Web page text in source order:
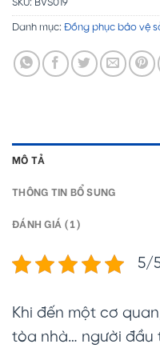
SKU: BVS019
Danh mục: Đồng phục bảo vệ
MÔ TẢ
THÔNG TIN BỔ SUNG
ĐÁNH GIÁ (1)
5/
Khi đến một cơ
tòa nhà… người đầu